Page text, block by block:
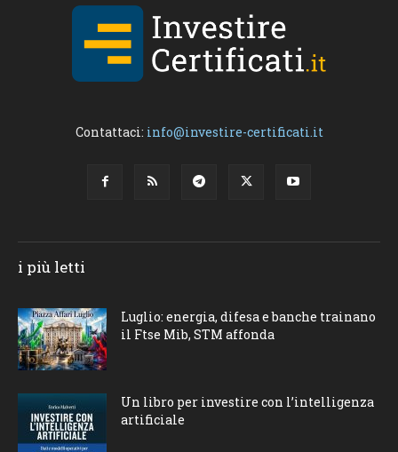
Contattaci: info@investire-certificati.it
i più letti
Luglio: energia, difesa e banche trainano
il Ftse Mib, STM affonda
Un libro per investire con l’intelligenza
artificiale